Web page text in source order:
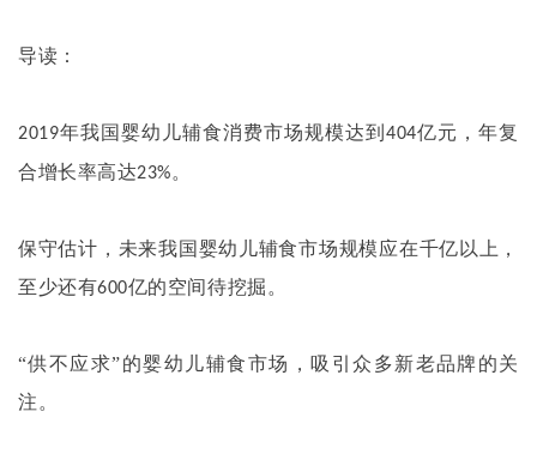
导读：
2019年我国婴幼儿辅食消费市场规模达到404亿元，年复
合增长率高达23%。
保守估计，未来我国婴幼儿辅食市场规模应在千亿以上，
至少还有600亿的空间待挖掘。
“供不应求”的婴幼儿辅食市场，吸引众多新老品牌的关
注。